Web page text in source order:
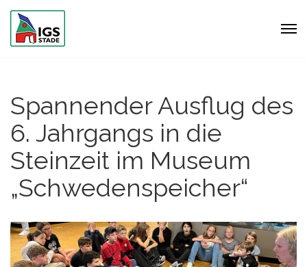
Spannender Ausflug des
6. Jahrgangs in die
Steinzeit im Museum
„Schwedenspeicher“